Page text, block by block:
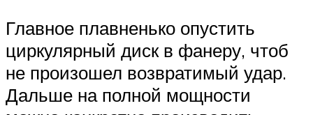
Главное плавненько опустить
циркулярный диск в фанеру, чтоб
не произошел возвратимый удар.
Дальше на полной мощности